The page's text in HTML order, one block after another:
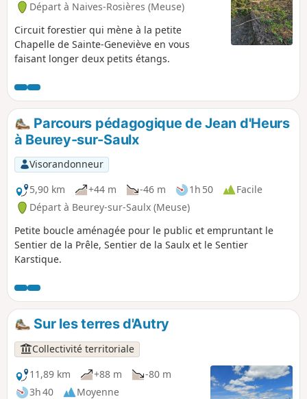
Départ à Naives-Rosières (Meuse)
Circuit forestier qui mène à la petite
Chapelle de Sainte-Geneviève en vous
faisant longer deux petits étangs.
Parcours pédagogique de Jean d'Heurs
à Beurey-sur-Saulx
Visorandonneur
5,90 km
+44 m -46 m 1h 50
Facile
Départ à Beurey-sur-Saulx (Meuse)
Petite boucle aménagée pour le public et empruntant le
Sentier de la Prêle, Sentier de la Saulx et le Sentier
Karstique.
Sur les terres d'Autry
Collectivité territoriale
11,89 km
+88 m
-80 m
3h 40
Moyenne